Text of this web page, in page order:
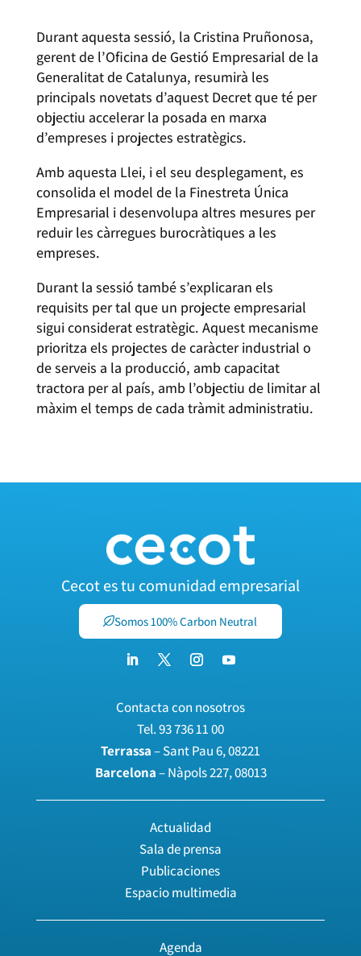
Durant aquesta sessió, la Cristina Pruñonosa,
gerent de l’Oficina de Gestió Empresarial de la
Generalitat de Catalunya, resumirà les
principals novetats d’aquest Decret que té per
objectiu accelerar la posada en marxa
d’empreses i projectes estratègics.
Amb aquesta Llei, i el seu desplegament, es
consolida el model de la Finestreta Única
Empresarial i desenvolupa altres mesures per
reduir les càrregues burocràtiques a les
empreses.
Durant la sessió també s’explicaran els
requisits per tal que un projecte empresarial
sigui considerat estratègic. Aquest mecanisme
prioritza els projectes de caràcter industrial o
de serveis a la producció, amb capacitat
tractora per al país, amb l’objectiu de limitar al
màxim el temps de cada tràmit administratiu.
Cecot es tu comunidad empresarial
Somos 100% Carbon Neutral
Contacta con nosotros
Tel.93 736 11 00
Terrassa– Sant Pau 6, 08221
Barcelona– Nàpols 227, 08013
Actualidad
Sala de prensa
Publicaciones
Espacio multimedia
Agenda